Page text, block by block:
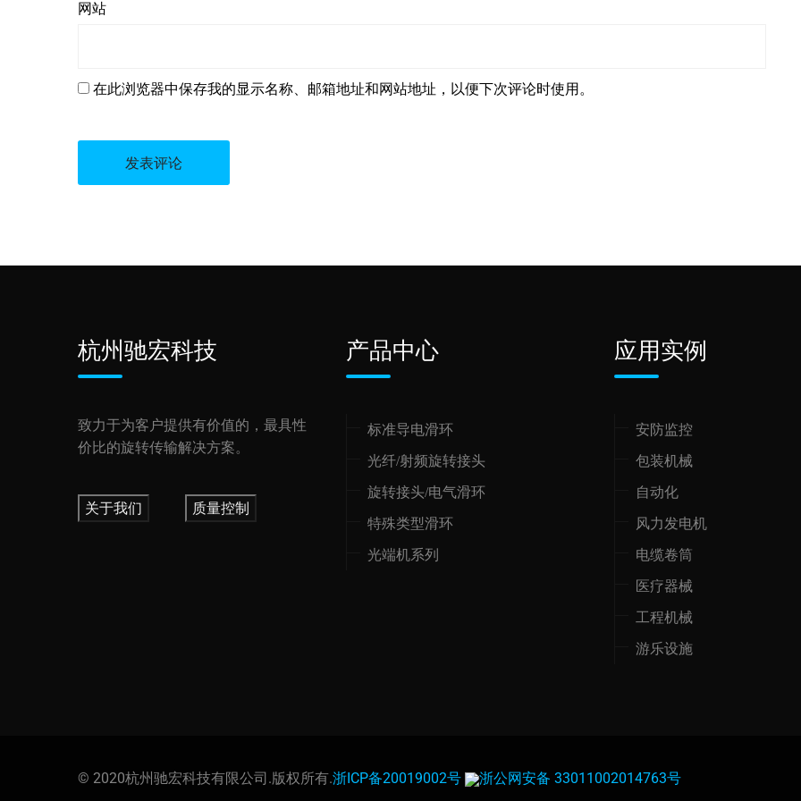
网站
在此浏览器中保存我的显示名称、邮箱地址和网站地址，以便下次评论时使用。
杭州驰宏科技
致力于为客户提供有价值的，最具性
价比的旋转传输解决方案。
关于我们 质量控制
产品中心
标准导电滑环
光纤/射频旋转接头
旋转接头/电气滑环
特殊类型滑环
光端机系列
应用实例
安防监控
包装机械
自动化
风力发电机
电缆卷筒
医疗器械
工程机械
游乐设施
© 2020杭州驰宏科技有限公司.版权所有.浙ICP备20019002号 浙公网安备 33011002014763号